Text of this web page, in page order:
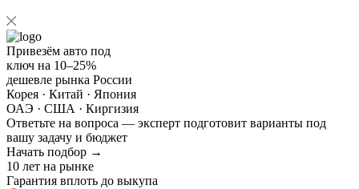
Привезём авто под
ключ на 10–25%
дешевле рынка России
Корея · Китай · Япония
ОАЭ · США · Киргизия
Ответьте на вопроса — эксперт подготовит варианты под
вашу задачу и бюджет
Начать подбор →
10 лет на рынке
Гарантия вплоть до выкупа